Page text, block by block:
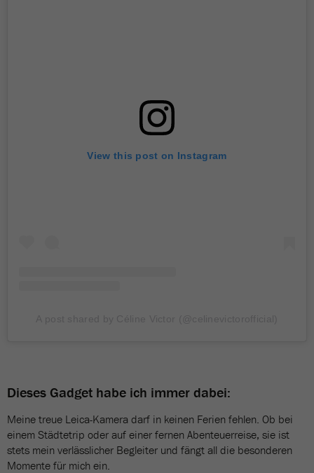
View this post on Instagram
Dieses Gadget habe ich immer dabei:
Meine treue Leica-Kamera darf in keinen Ferien fehlen. Ob bei
einem Städtetrip oder auf einer fernen Abenteuerreise, sie ist
stets mein verlässlicher Begleiter und fängt all die besonderen
Momente für mich ein.